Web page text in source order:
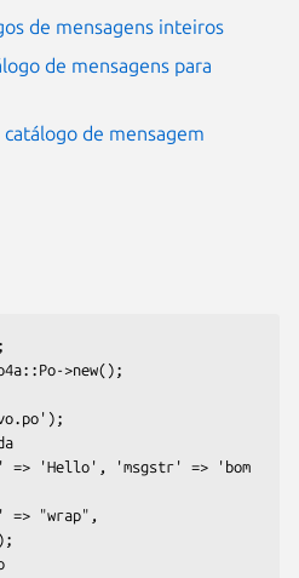
de mensagens inteiros
de mensagens para
de mensagem